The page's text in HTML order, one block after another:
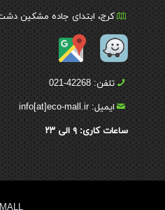
کرج، ابتدای جاده مشکین
تلفن: 42268-021
ایمیل: info[at]eco-mall.ir
ساعات کاری:۹ الی۲۳